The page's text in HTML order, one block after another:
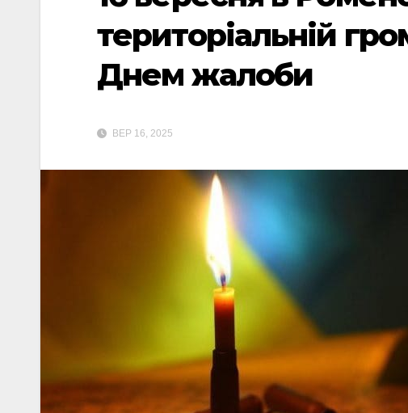
територіальній
Днем жалоби
ВЕР 16, 2025